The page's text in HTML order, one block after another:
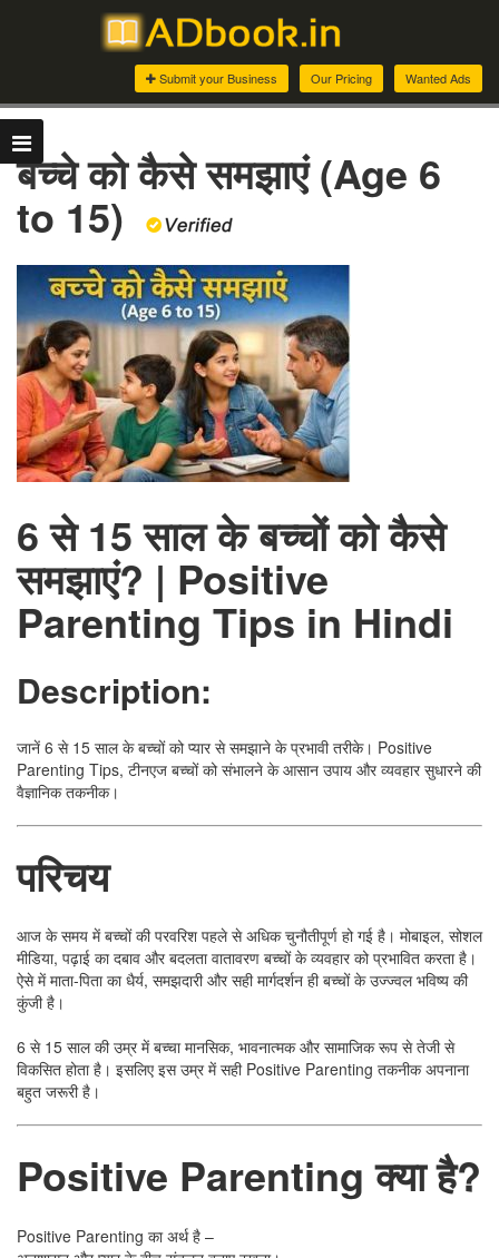
Wanted Ads
Our Pricing
Submit your Business
बच्चे को कैसे समझाएं (Age 6
to 15)
6 से 15 साल के बच्चों को कैसे
समझाएं? | Positive
Parenting Tips in Hindi
Description:
जानें 6 से 15 साल के बच्चों को प्यार से समझाने के प्रभावी तरीके। Positive
Parenting Tips, टीनएज बच्चों को संभालने के आसान उपाय और व्यवहार सुधारने की
वैज्ञानिक तकनीक।
परिचय
आज के समय में बच्चों की परवरिश पहले से अधिक चुनौतीपूर्ण हो गई है। मोबाइल, सोशल
मीडिया, पढ़ाई का दबाव और बदलता वातावरण बच्चों के व्यवहार को प्रभावित करता है।
ऐसे में माता-पिता का धैर्य, समझदारी और सही मार्गदर्शन ही बच्चों के उज्ज्वल भविष्य की
कुंजी है।
6 से 15 साल की उम्र में बच्चा मानसिक, भावनात्मक और सामाजिक रूप से तेजी से
विकसित होता है। इसलिए इस उम्र में सही Positive Parenting तकनीक अपनाना
बहुत जरूरी है।
Positive Parenting क्या है?
Positive Parenting का अर्थ है –